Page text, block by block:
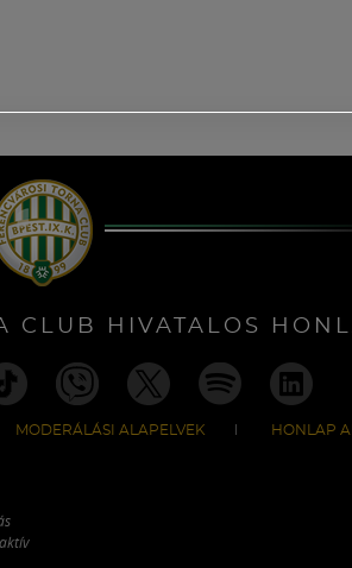
CLUB HIVATALOS
MODERÁLÁSI ALAPELVEK HONLAP